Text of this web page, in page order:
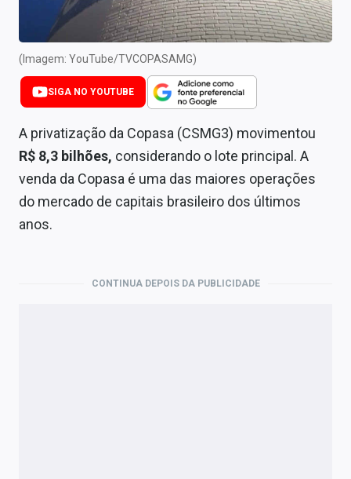
Central de Dividendos
Central de Fundos Imobiliários
Central dos IPOs
Renda Fixa
Finanças Pessoais
Mercados
Economia
(Imagem: YouTube/TVCOPASAMG)
SIGA NO YOUTUBE
A privatização da Copasa (CSMG3) movimentou
R$ 8,3 bilhões, considerando o lote principal. A
venda da Copasa é uma das maiores operações
do mercado de capitais brasileiro dos últimos
anos.
CONTINUA DEPOIS DA PUBLICIDADE